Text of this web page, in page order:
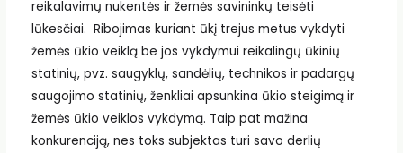
reikalavimų nukentės ir žemės savininkų teisėti
lūkesčiai. Ribojimas kuriant ūkį trejus metus vykdyti
žemės ūkio veiklą be jos vykdymui reikalingų ūkinių
statinių, pvz. saugyklų, sandėlių, technikos ir padargų
saugojimo statinių, ženkliai apsunkina ūkio steigimą ir
žemės ūkio veiklos vykdymą. Taip pat mažina
konkurenciją, nes toks subjektas turi savo derlių